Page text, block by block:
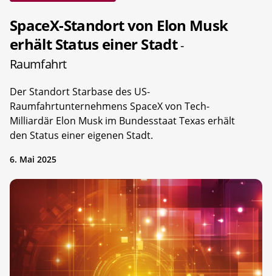
SpaceX-Standort von Elon Musk
erhält Status einer Stadt-
Raumfahrt
Der Standort Starbase des US-
Raumfahrtunternehmens SpaceX von Tech-
Milliardär Elon Musk im Bundesstaat Texas erhält
den Status einer eigenen Stadt.
6. Mai 2025